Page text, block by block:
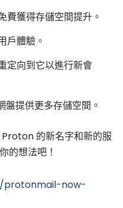
費獲得存儲空間提升。
戶體驗。
定向到它以進行新會
提供更多存儲空間。
的新名字和新的服
的想法吧！
protonmail-now-